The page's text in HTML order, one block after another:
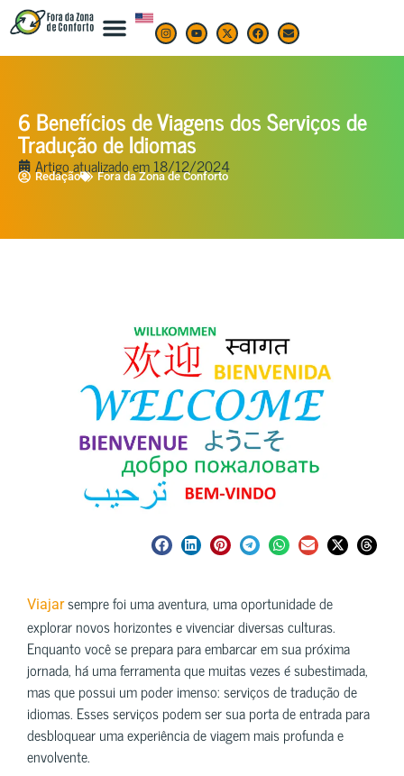
6 Benefícios de Viagens dos Serviços de
Tradução de Idiomas
Artigo atualizado em18/12/2024
Redação Fora da Zona de Conforto
Viajarsempre foi uma aventura, uma oportunidade de
explorar novos horizontes e vivenciar diversas culturas.
Enquanto você se prepara para embarcar em sua próxima
jornada, há uma ferramenta que muitas vezes é subestimada,
mas que possui um poder imenso: serviços de tradução de
idiomas. Esses serviços podem ser sua porta de entrada para
desbloquear uma experiência de viagem mais profunda e
envolvente.